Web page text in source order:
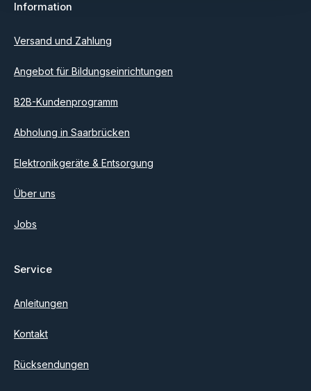
Ich habe dieDatenschutzbestimmungen
einverstanden.
Information
Versand und Zahlung
Angebot für Bildungseinrichtungen
B2B-Kundenprogramm
Abholung in Saarbrücken
Elektronikgeräte & Entsorgung
Über uns
Jobs
Service
Anleitungen
Kontakt
Rücksendungen